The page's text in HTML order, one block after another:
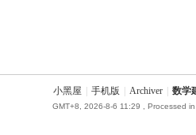
小黑屋 手机版 Archiver 数学
GMT+8, 2026-8-6 11:29 , Processed